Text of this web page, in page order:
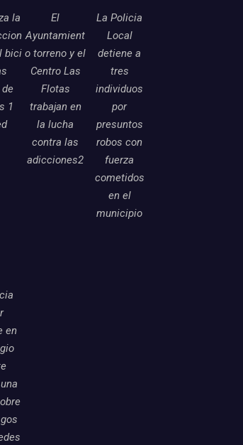
la
bici
1
El
Ayuntamient
o torreno y el
Centro Las
Flotas
trabajan en
la lucha
contra las
adicciones2
La Policia
Local
detiene a
tres
individuos
por
presuntos
robos con
fuerza
cometidos
en el
municipio
en